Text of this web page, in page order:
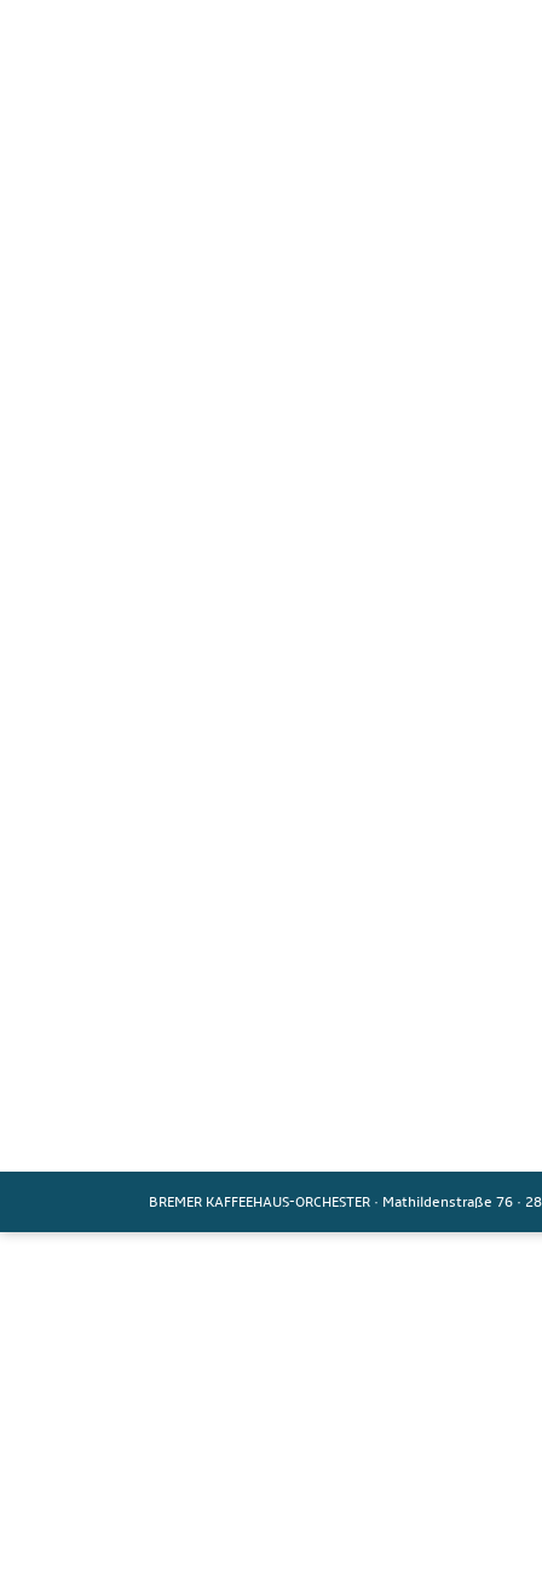
BREMER KAFFEEHAUS-ORCHESTER · Mathildenstraße 76 ·